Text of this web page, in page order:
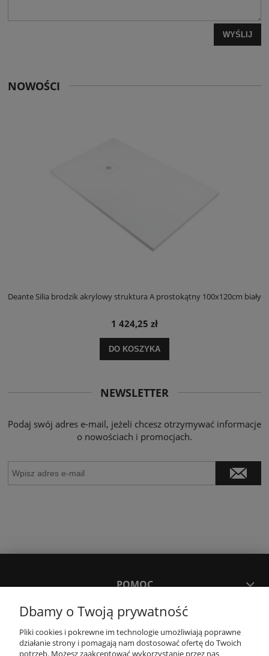
WYŚLIJ
NOWOŚCI
Deante Silia brodzik akrylowy struktura A prostokątny 100x120cm biały
1 424,25 zł
DO KOSZYKA
NEWSLETTER
Podaj swój adres e-mail, jeżeli chcesz otrzymywać informacje
o nowościach i promocjach.
POMOC
MOJE KONTO
Dbamy o Twoją prywatność
Pliki cookies i pokrewne im technologie umożliwiają poprawne
działanie strony i pomagają nam dostosować ofertę do Twoich
potrzeb. Możesz zaakceptować wykorzystanie przez nas